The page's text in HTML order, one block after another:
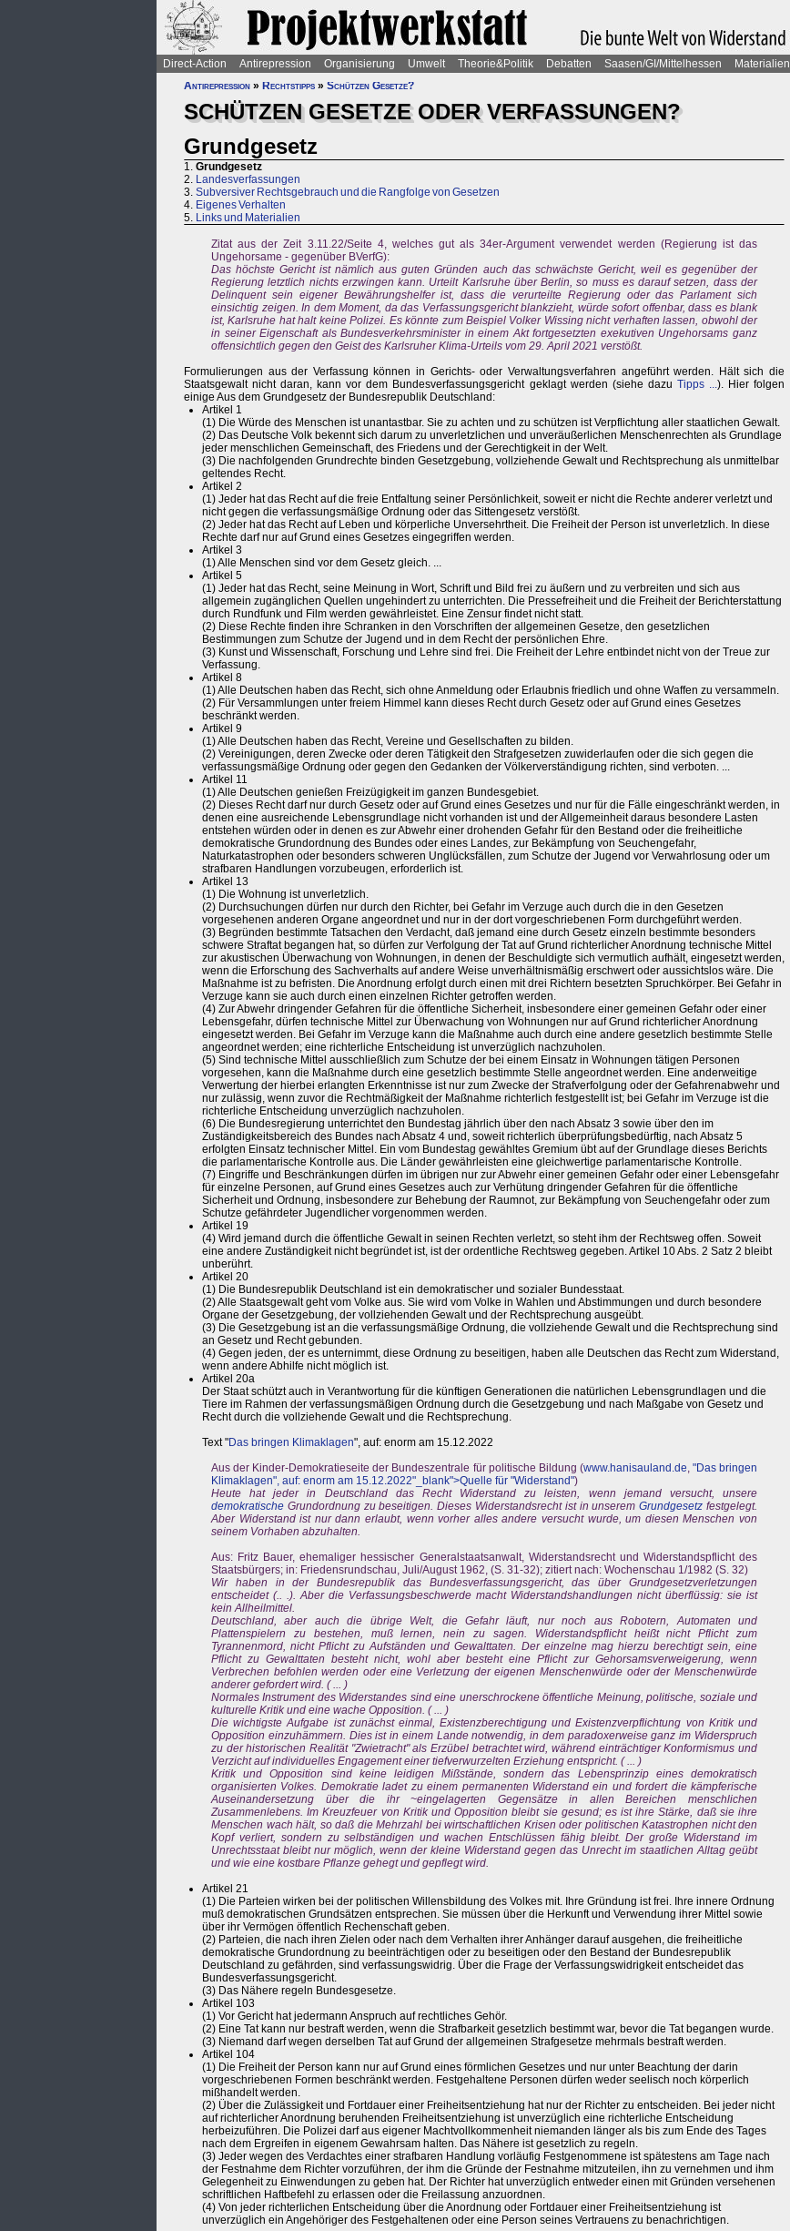
Direct-Action Antirepression Organisierung Umwelt Theorie&Politik Debatten Saasen/GI/Mittelhessen Materialien
Antirepression » Rechtstipps » Schützen Gesetze?
SCHÜTZEN GESETZE ODER VERFASSUNGEN?
Grundgesetz
1. Grundgesetz
2. Landesverfassungen
3. Subversiver Rechtsgebrauch und die Rangfolge von Gesetzen
4. Eigenes Verhalten
5. Links und Materialien
Zitat aus der Zeit 3.11.22/Seite 4, welches gut als 34er-Argument verwendet werden (Regierung ist das
Ungehorsame - gegenüber BVerfG):
Das höchste Gericht ist nämlich aus guten Gründen auch das schwächste Gericht, weil es gegenüber der
Regierung letztlich nichts erzwingen kann. Urteilt Karlsruhe über Berlin, so muss es darauf setzen, dass der
Delinquent sein eigener Bewährungshelfer ist, dass die verurteilte Regierung oder das Parlament sich
einsichtig zeigen. In dem Moment, da das Verfassungsgericht blankzieht, würde sofort offenbar, dass es blank
ist, Karlsruhe hat halt keine Polizei. Es könnte zum Beispiel Volker Wissing nicht verhaften lassen, obwohl der
in seiner Eigenschaft als Bundesverkehrsminister in einem Akt fortgesetzten exekutiven Ungehorsams ganz
offensichtlich gegen den Geist des Karlsruher Klima-Urteils vom 29. April 2021 verstößt.
Formulierungen aus der Verfassung können in Gerichts- oder Verwaltungsverfahren angeführt werden. Hält sich die
Staatsgewalt nicht daran, kann vor dem Bundesverfassungsgericht geklagt werden (siehe dazu Tipps ...). Hier folgen
einige Aus dem Grundgesetz der Bundesrepublik Deutschland:
Artikel 1
(1) Die Würde des Menschen ist unantastbar. Sie zu achten und zu schützen ist Verpflichtung aller staatlichen Gewalt.
(2) Das Deutsche Volk bekennt sich darum zu unverletzlichen und unveräußerlichen Menschenrechten als Grundlage
jeder menschlichen Gemeinschaft, des Friedens und der Gerechtigkeit in der Welt.
(3) Die nachfolgenden Grundrechte binden Gesetzgebung, vollziehende Gewalt und Rechtsprechung als unmittelbar
geltendes Recht.
Artikel 2
(1) Jeder hat das Recht auf die freie Entfaltung seiner Persönlichkeit, soweit er nicht die Rechte anderer verletzt und
nicht gegen die verfassungsmäßige Ordnung oder das Sittengesetz verstößt.
(2) Jeder hat das Recht auf Leben und körperliche Unversehrtheit. Die Freiheit der Person ist unverletzlich. In diese
Rechte darf nur auf Grund eines Gesetzes eingegriffen werden.
Artikel 3
(1) Alle Menschen sind vor dem Gesetz gleich. ...
Artikel 5
(1) Jeder hat das Recht, seine Meinung in Wort, Schrift und Bild frei zu äußern und zu verbreiten und sich aus
allgemein zugänglichen Quellen ungehindert zu unterrichten. Die Pressefreiheit und die Freiheit der Berichterstattung
durch Rundfunk und Film werden gewährleistet. Eine Zensur findet nicht statt.
(2) Diese Rechte finden ihre Schranken in den Vorschriften der allgemeinen Gesetze, den gesetzlichen
Bestimmungen zum Schutze der Jugend und in dem Recht der persönlichen Ehre.
(3) Kunst und Wissenschaft, Forschung und Lehre sind frei. Die Freiheit der Lehre entbindet nicht von der Treue zur
Verfassung.
Artikel 8
(1) Alle Deutschen haben das Recht, sich ohne Anmeldung oder Erlaubnis friedlich und ohne Waffen zu versammeln.
(2) Für Versammlungen unter freiem Himmel kann dieses Recht durch Gesetz oder auf Grund eines Gesetzes
beschränkt werden.
Artikel 9
(1) Alle Deutschen haben das Recht, Vereine und Gesellschaften zu bilden.
(2) Vereinigungen, deren Zwecke oder deren Tätigkeit den Strafgesetzen zuwiderlaufen oder die sich gegen die
verfassungsmäßige Ordnung oder gegen den Gedanken der Völkerverständigung richten, sind verboten. ...
Artikel 11
(1) Alle Deutschen genießen Freizügigkeit im ganzen Bundesgebiet.
(2) Dieses Recht darf nur durch Gesetz oder auf Grund eines Gesetzes und nur für die Fälle eingeschränkt werden, in
denen eine ausreichende Lebensgrundlage nicht vorhanden ist und der Allgemeinheit daraus besondere Lasten
entstehen würden oder in denen es zur Abwehr einer drohenden Gefahr für den Bestand oder die freiheitliche
demokratische Grundordnung des Bundes oder eines Landes, zur Bekämpfung von Seuchengefahr,
Naturkatastrophen oder besonders schweren Unglücksfällen, zum Schutze der Jugend vor Verwahrlosung oder um
strafbaren Handlungen vorzubeugen, erforderlich ist.
Artikel 13
(1) Die Wohnung ist unverletzlich.
(2) Durchsuchungen dürfen nur durch den Richter, bei Gefahr im Verzuge auch durch die in den Gesetzen
vorgesehenen anderen Organe angeordnet und nur in der dort vorgeschriebenen Form durchgeführt werden.
(3) Begründen bestimmte Tatsachen den Verdacht, daß jemand eine durch Gesetz einzeln bestimmte besonders
schwere Straftat begangen hat, so dürfen zur Verfolgung der Tat auf Grund richterlicher Anordnung technische Mittel
zur akustischen Überwachung von Wohnungen, in denen der Beschuldigte sich vermutlich aufhält, eingesetzt werden,
wenn die Erforschung des Sachverhalts auf andere Weise unverhältnismäßig erschwert oder aussichtslos wäre. Die
Maßnahme ist zu befristen. Die Anordnung erfolgt durch einen mit drei Richtern besetzten Spruchkörper. Bei Gefahr in
Verzuge kann sie auch durch einen einzelnen Richter getroffen werden.
(4) Zur Abwehr dringender Gefahren für die öffentliche Sicherheit, insbesondere einer gemeinen Gefahr oder einer
Lebensgefahr, dürfen technische Mittel zur Überwachung von Wohnungen nur auf Grund richterlicher Anordnung
eingesetzt werden. Bei Gefahr im Verzuge kann die Maßnahme auch durch eine andere gesetzlich bestimmte Stelle
angeordnet werden; eine richterliche Entscheidung ist unverzüglich nachzuholen.
(5) Sind technische Mittel ausschließlich zum Schutze der bei einem Einsatz in Wohnungen tätigen Personen
vorgesehen, kann die Maßnahme durch eine gesetzlich bestimmte Stelle angeordnet werden. Eine anderweitige
Verwertung der hierbei erlangten Erkenntnisse ist nur zum Zwecke der Strafverfolgung oder der Gefahrenabwehr und
nur zulässig, wenn zuvor die Rechtmäßigkeit der Maßnahme richterlich festgestellt ist; bei Gefahr im Verzuge ist die
richterliche Entscheidung unverzüglich nachzuholen.
(6) Die Bundesregierung unterrichtet den Bundestag jährlich über den nach Absatz 3 sowie über den im
Zuständigkeitsbereich des Bundes nach Absatz 4 und, soweit richterlich überprüfungsbedürftig, nach Absatz 5
erfolgten Einsatz technischer Mittel. Ein vom Bundestag gewähltes Gremium übt auf der Grundlage dieses Berichts
die parlamentarische Kontrolle aus. Die Länder gewährleisten eine gleichwertige parlamentarische Kontrolle.
(7) Eingriffe und Beschränkungen dürfen im übrigen nur zur Abwehr einer gemeinen Gefahr oder einer Lebensgefahr
für einzelne Personen, auf Grund eines Gesetzes auch zur Verhütung dringender Gefahren für die öffentliche
Sicherheit und Ordnung, insbesondere zur Behebung der Raumnot, zur Bekämpfung von Seuchengefahr oder zum
Schutze gefährdeter Jugendlicher vorgenommen werden.
Artikel 19
(4) Wird jemand durch die öffentliche Gewalt in seinen Rechten verletzt, so steht ihm der Rechtsweg offen. Soweit
eine andere Zuständigkeit nicht begründet ist, ist der ordentliche Rechtsweg gegeben. Artikel 10 Abs. 2 Satz 2 bleibt
unberührt.
Artikel 20
(1) Die Bundesrepublik Deutschland ist ein demokratischer und sozialer Bundesstaat.
(2) Alle Staatsgewalt geht vom Volke aus. Sie wird vom Volke in Wahlen und Abstimmungen und durch besondere
Organe der Gesetzgebung, der vollziehenden Gewalt und der Rechtsprechung ausgeübt.
(3) Die Gesetzgebung ist an die verfassungsmäßige Ordnung, die vollziehende Gewalt und die Rechtsprechung sind
an Gesetz und Recht gebunden.
(4) Gegen jeden, der es unternimmt, diese Ordnung zu beseitigen, haben alle Deutschen das Recht zum Widerstand,
wenn andere Abhilfe nicht möglich ist.
Artikel 20a
Der Staat schützt auch in Verantwortung für die künftigen Generationen die natürlichen Lebensgrundlagen und die
Tiere im Rahmen der verfassungsmäßigen Ordnung durch die Gesetzgebung und nach Maßgabe von Gesetz und
Recht durch die vollziehende Gewalt und die Rechtsprechung.
Text "Das bringen Klimaklagen", auf: enorm am 15.12.2022
Aus der Kinder-Demokratieseite der Bundeszentrale für politische Bildung (www.hanisauland.de, "Das bringen
Klimaklagen", auf: enorm am 15.12.2022"_blank">Quelle für "Widerstand")
Heute hat jeder in Deutschland das Recht Widerstand zu leisten, wenn jemand versucht, unsere
demokratische Grundordnung zu beseitigen. Dieses Widerstandsrecht ist in unseremGrundgesetz festgelegt.
Aber Widerstand ist nur dann erlaubt, wenn vorher alles andere versucht wurde, um diesen Menschen von
seinem Vorhaben abzuhalten.
Aus: Fritz Bauer, ehemaliger hessischer Generalstaatsanwalt, Widerstandsrecht und Widerstandspflicht des
Staatsbürgers; in: Friedensrundschau, Juli/August 1962, (S. 31-32); zitiert nach: Wochenschau 1/1982 (S. 32)
Wir haben in der Bundesrepublik das Bundesverfassungsgericht, das über Grundgesetzverletzungen
entscheidet (.. .). Aber die Verfassungsbeschwerde macht Widerstandshandlungen nicht überflüssig: sie ist
kein Allheilmittel.
Deutschland, aber auch die übrige Welt, die Gefahr läuft, nur noch aus Robotern, Automaten und
Plattenspielern zu bestehen, muß lernen, nein zu sagen. Widerstandspflicht heißt nicht Pflicht zum
Tyrannenmord, nicht Pflicht zu Aufständen und Gewalttaten. Der einzelne mag hierzu berechtigt sein, eine
Pflicht zu Gewalttaten besteht nicht, wohl aber besteht eine Pflicht zur Gehorsamsverweigerung, wenn
Verbrechen befohlen werden oder eine Verletzung der eigenen Menschenwürde oder der Menschenwürde
anderer gefordert wird. ( ... )
Normales Instrument des Widerstandes sind eine unerschrockene öffentliche Meinung, politische, soziale und
kulturelle Kritik und eine wache Opposition. ( ... )
Die wichtigste Aufgabe ist zunächst einmal, Existenzberechtigung und Existenzverpflichtung von Kritik und
Opposition einzuhämmern. Dies ist in einem Lande notwendig, in dem paradoxerweise ganz im Widerspruch
zu der historischen Realität "Zwietracht" als Erzübel betrachtet wird, während einträchtiger Konformismus und
Verzicht auf individuelles Engagement einer tiefverwurzelten Erziehung entspricht. ( ... )
Kritik und Opposition sind keine leidigen Mißstände, sondern das Lebensprinzip eines demokratisch
organisierten Volkes. Demokratie ladet zu einem permanenten Widerstand ein und fordert die kämpferische
Auseinandersetzung über die ihr ~eingelagerten Gegensätze in allen Bereichen menschlichen
Zusammenlebens. Im Kreuzfeuer von Kritik und Opposition bleibt sie gesund; es ist ihre Stärke, daß sie ihre
Menschen wach hält, so daß die Mehrzahl bei wirtschaftlichen Krisen oder politischen Katastrophen nicht den
Kopf verliert, sondern zu selbständigen und wachen Entschlüssen fähig bleibt. Der große Widerstand im
Unrechtsstaat bleibt nur möglich, wenn der kleine Widerstand gegen das Unrecht im staatlichen Alltag geübt
und wie eine kostbare Pflanze gehegt und gepflegt wird.
Artikel 21
(1) Die Parteien wirken bei der politischen Willensbildung des Volkes mit. Ihre Gründung ist frei. Ihre innere Ordnung
muß demokratischen Grundsätzen entsprechen. Sie müssen über die Herkunft und Verwendung ihrer Mittel sowie
über ihr Vermögen öffentlich Rechenschaft geben.
(2) Parteien, die nach ihren Zielen oder nach dem Verhalten ihrer Anhänger darauf ausgehen, die freiheitliche
demokratische Grundordnung zu beeinträchtigen oder zu beseitigen oder den Bestand der Bundesrepublik
Deutschland zu gefährden, sind verfassungswidrig. Über die Frage der Verfassungswidrigkeit entscheidet das
Bundesverfassungsgericht.
(3) Das Nähere regeln Bundesgesetze.
Artikel 103
(1) Vor Gericht hat jedermann Anspruch auf rechtliches Gehör.
(2) Eine Tat kann nur bestraft werden, wenn die Strafbarkeit gesetzlich bestimmt war, bevor die Tat begangen wurde.
(3) Niemand darf wegen derselben Tat auf Grund der allgemeinen Strafgesetze mehrmals bestraft werden.
Artikel 104
(1) Die Freiheit der Person kann nur auf Grund eines förmlichen Gesetzes und nur unter Beachtung der darin
vorgeschriebenen Formen beschränkt werden. Festgehaltene Personen dürfen weder seelisch noch körperlich
mißhandelt werden.
(2) Über die Zulässigkeit und Fortdauer einer Freiheitsentziehung hat nur der Richter zu entscheiden. Bei jeder nicht
auf richterlicher Anordnung beruhenden Freiheitsentziehung ist unverzüglich eine richterliche Entscheidung
herbeizuführen. Die Polizei darf aus eigener Machtvollkommenheit niemanden länger als bis zum Ende des Tages
nach dem Ergreifen in eigenem Gewahrsam halten. Das Nähere ist gesetzlich zu regeln.
(3) Jeder wegen des Verdachtes einer strafbaren Handlung vorläufig Festgenommene ist spätestens am Tage nach
der Festnahme dem Richter vorzuführen, der ihm die Gründe der Festnahme mitzuteilen, ihn zu vernehmen und ihm
Gelegenheit zu Einwendungen zu geben hat. Der Richter hat unverzüglich entweder einen mit Gründen versehenen
schriftlichen Haftbefehl zu erlassen oder die Freilassung anzuordnen.
(4) Von jeder richterlichen Entscheidung über die Anordnung oder Fortdauer einer Freiheitsentziehung ist
unverzüglich ein Angehöriger des Festgehaltenen oder eine Person seines Vertrauens zu benachrichtigen.